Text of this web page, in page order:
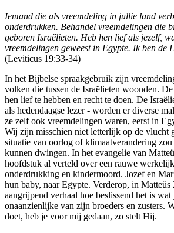
Iemand die als vreemdeling in jullie land
onderdrukken. Behandel vreemdelingen die
geboren Israëlieten. Heb hen lief als jezelf,
vreemdelingen geweest in Egypte. Ik ben de
(Leviticus 19:33-34)
In het Bijbelse spraakgebruik zijn
volken die tussen de Israëlieten woonden.
hen lief te hebben en recht te doen. De
als hedendaagse lezer- worden er diverse
ze zelf ook vreemdelingen waren, eerst in
Wij zijn misschien niet letterlijk op de vlucht
situatie van oorlog of klimaatverandering zou
kunnen dwingen. In het evangelie van
hoofdstuk al verteld over een rauwe
onderdrukking en kindermoord. Jozef en
hun baby, naar Egypte. Verderop, in Matteüs
aangrijpend verhaal hoe beslissend het is
onaanzienlijke van zijn broeders en zusters.
doet, heb je voor mij gedaan, zo stelt Hij.